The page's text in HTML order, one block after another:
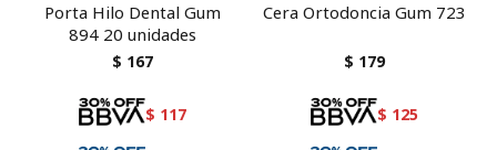
Porta Hilo Dental Gum
894 20 unidades
$ 167
$ 117
Cera Ortodoncia Gum 723
$ 179
$ 125